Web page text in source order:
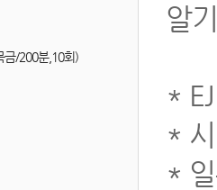
금/200분,10회)
알
*
*
*